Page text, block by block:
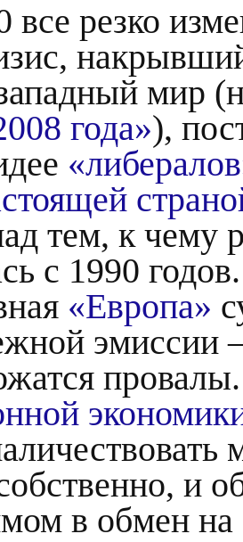
все резко
мир
года»),
тем, к чему
с 1990
«Европа»
эмиссии
и
в обмен